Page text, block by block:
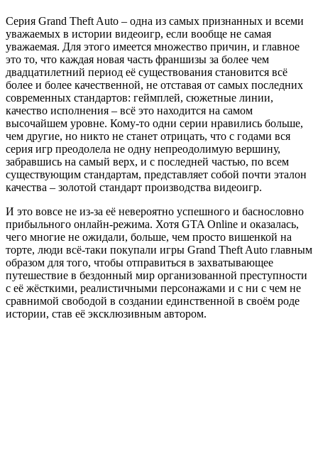
Серия Grand Theft Auto – одна из самых признанных и всеми
уважаемых в истории видеоигр, если вообще не самая
уважаемая. Для этого имеется множество причин, и главное
это то, что каждая новая часть франшизы за более чем
двадцатилетний период её существования становится всё
более и более качественной, не отставая от самых последних
современных стандартов: геймплей, сюжетные линии,
качество исполнения – всё это находится на самом
высочайшем уровне. Кому-то одни серии нравились больше,
чем другие, но никто не станет отрицать, что с годами вся
серия игр преодолела не одну непреодолимую вершину,
забравшись на самый верх, и с последней частью, по всем
существующим стандартам, представляет собой почти эталон
качества – золотой стандарт производства видеоигр.
И это вовсе не из-за её невероятно успешного и баснословно
прибыльного онлайн-режима. Хотя GTA Online и оказалась,
чего многие не ожидали, больше, чем просто вишенкой на
торте, люди всё-таки покупали игры Grand Theft Auto главным
образом для того, чтобы отправиться в захватывающее
путешествие в бездонный мир организованной преступности
с её жёсткими, реалистичными персонажами и с ни с чем не
сравнимой свободой в создании единственной в своём роде
истории, став её эксклюзивным автором.